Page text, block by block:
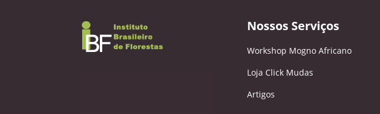
Nossos Serviços
Workshop Mogno Africano
Loja Click Mudas
Artigos